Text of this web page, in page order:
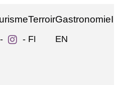
TerroirGastronomie
- - FR EN